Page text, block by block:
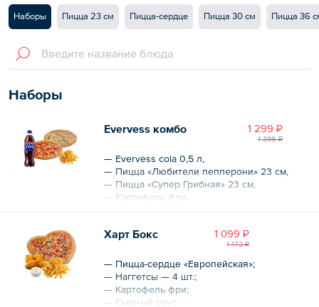
Наборы Пицца 23 см Пицца-сердце Пицца 30 см Пицца 36
Наборы
1 299 ₽
1 386 ₽
Evervess комбо
— Evervess cola 0,5 л,
— Пицца «Любители пепперони» 23 см,
— Пицца «Супер Грибная» 23 см,
— Картофель фри.
1 099 ₽
1 172 ₽
Харт Бокс
— Пицца-сердце «Европейская»;
— Наггетсы — 4 шт.;
— Картофель фри;
— Сырный соус.